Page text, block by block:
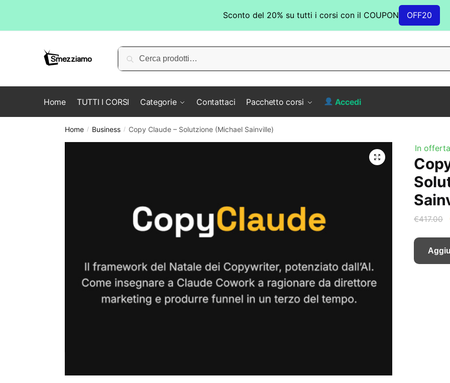
Cerca:
Cerca
Home TUTTI I CORSI Categorie Contattaci Pacchetto corsi Accedi
Home / Business / Copy Claude – Solutzione (Michael Sainville)
In
€417.00
Sconto del 20% su tutti i corsi con il COUPON OFF20